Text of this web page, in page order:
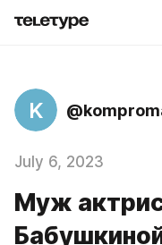
K
July 6, 2023
Муж